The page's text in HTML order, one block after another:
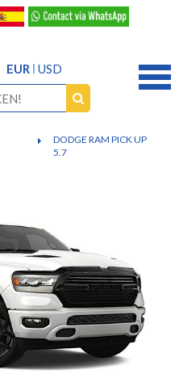
EUR USD
DODGE RAM PICK UP
5.7